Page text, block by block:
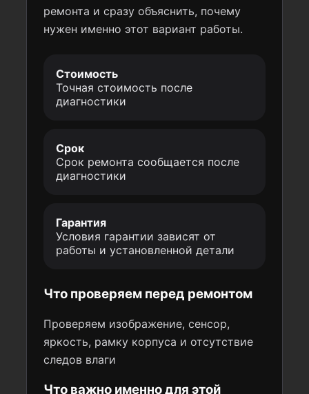
ремонта и сразу объяснить, почему
нужен именно этот вариант работы.
Стоимость
Точная стоимость после
диагностики
Срок
Срок ремонта сообщается после
диагностики
Гарантия
Условия гарантии зависят от
работы и установленной детали
Что проверяем перед ремонтом
Проверяем изображение, сенсор,
яркость, рамку корпуса и отсутствие
следов влаги
Что важно именно для этой